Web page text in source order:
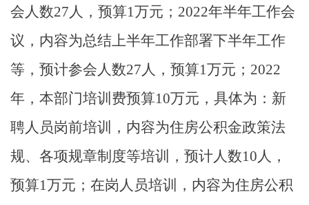
会人数27人，预算1万元；2022年半年工作会
议，内容为总结上半年工作部署下半年工作
等，预计参会人数27人，预算1万元；2022
年，本部门培训费预算10万元，具体为：新
聘人员岗前培训，内容为住房公积金政策法
规、各项规章制度等培训，预计人数10人，
预算1万元；在岗人员培训，内容为住房公积